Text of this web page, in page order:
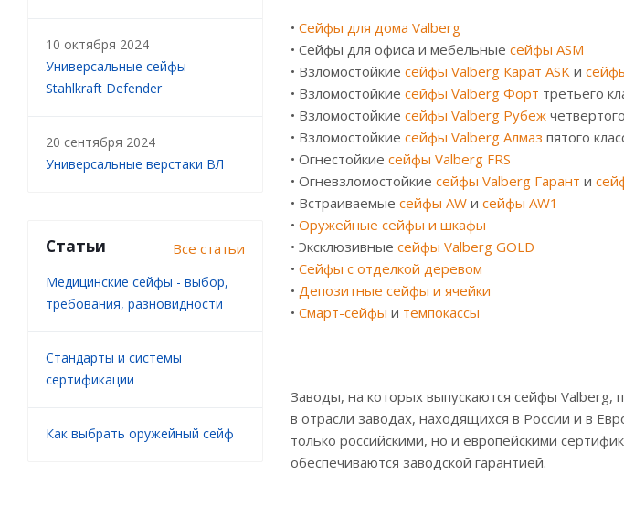
• Сейфы для дома Valberg
• Сейфы для офиса и мебельные сейфы ASM
• Взломостойкие сейфы Valberg Карат ASK и
• Взломостойкие сейфы Valberg Форт третьего
• Взломостойкие сейфы Valberg Рубеж
• Взломостойкие сейфы Valberg Алмаз пятого
• Огнестойкие сейфы Valberg FRS
• Огневзломостойкие сейфы Valberg Гарант и
• Встраиваемые сейфы AW и сейфы AW1
• Оружейные сейфы и шкафы
• Эксклюзивные сейфы Valberg GOLD
• Сейфы с отделкой деревом
• Депозитные сейфы и ячейки
• Смарт-сейфы и темпокассы
Заводы, на которых выпускаются сейфы
в отрасли заводах, находящихся в России и в
только российскими, но и европейскими
обеспечиваются заводской гарантией.
10 октября 2024
Универсальные сейфы
Stahlkraft Defender
20 сентября 2024
Универсальные верстаки ВЛ
Статьи Все статьи
Медицинские сейфы - выбор,
требования, разновидности
Стандарты и системы
сертификации
Как выбрать оружейный сейф